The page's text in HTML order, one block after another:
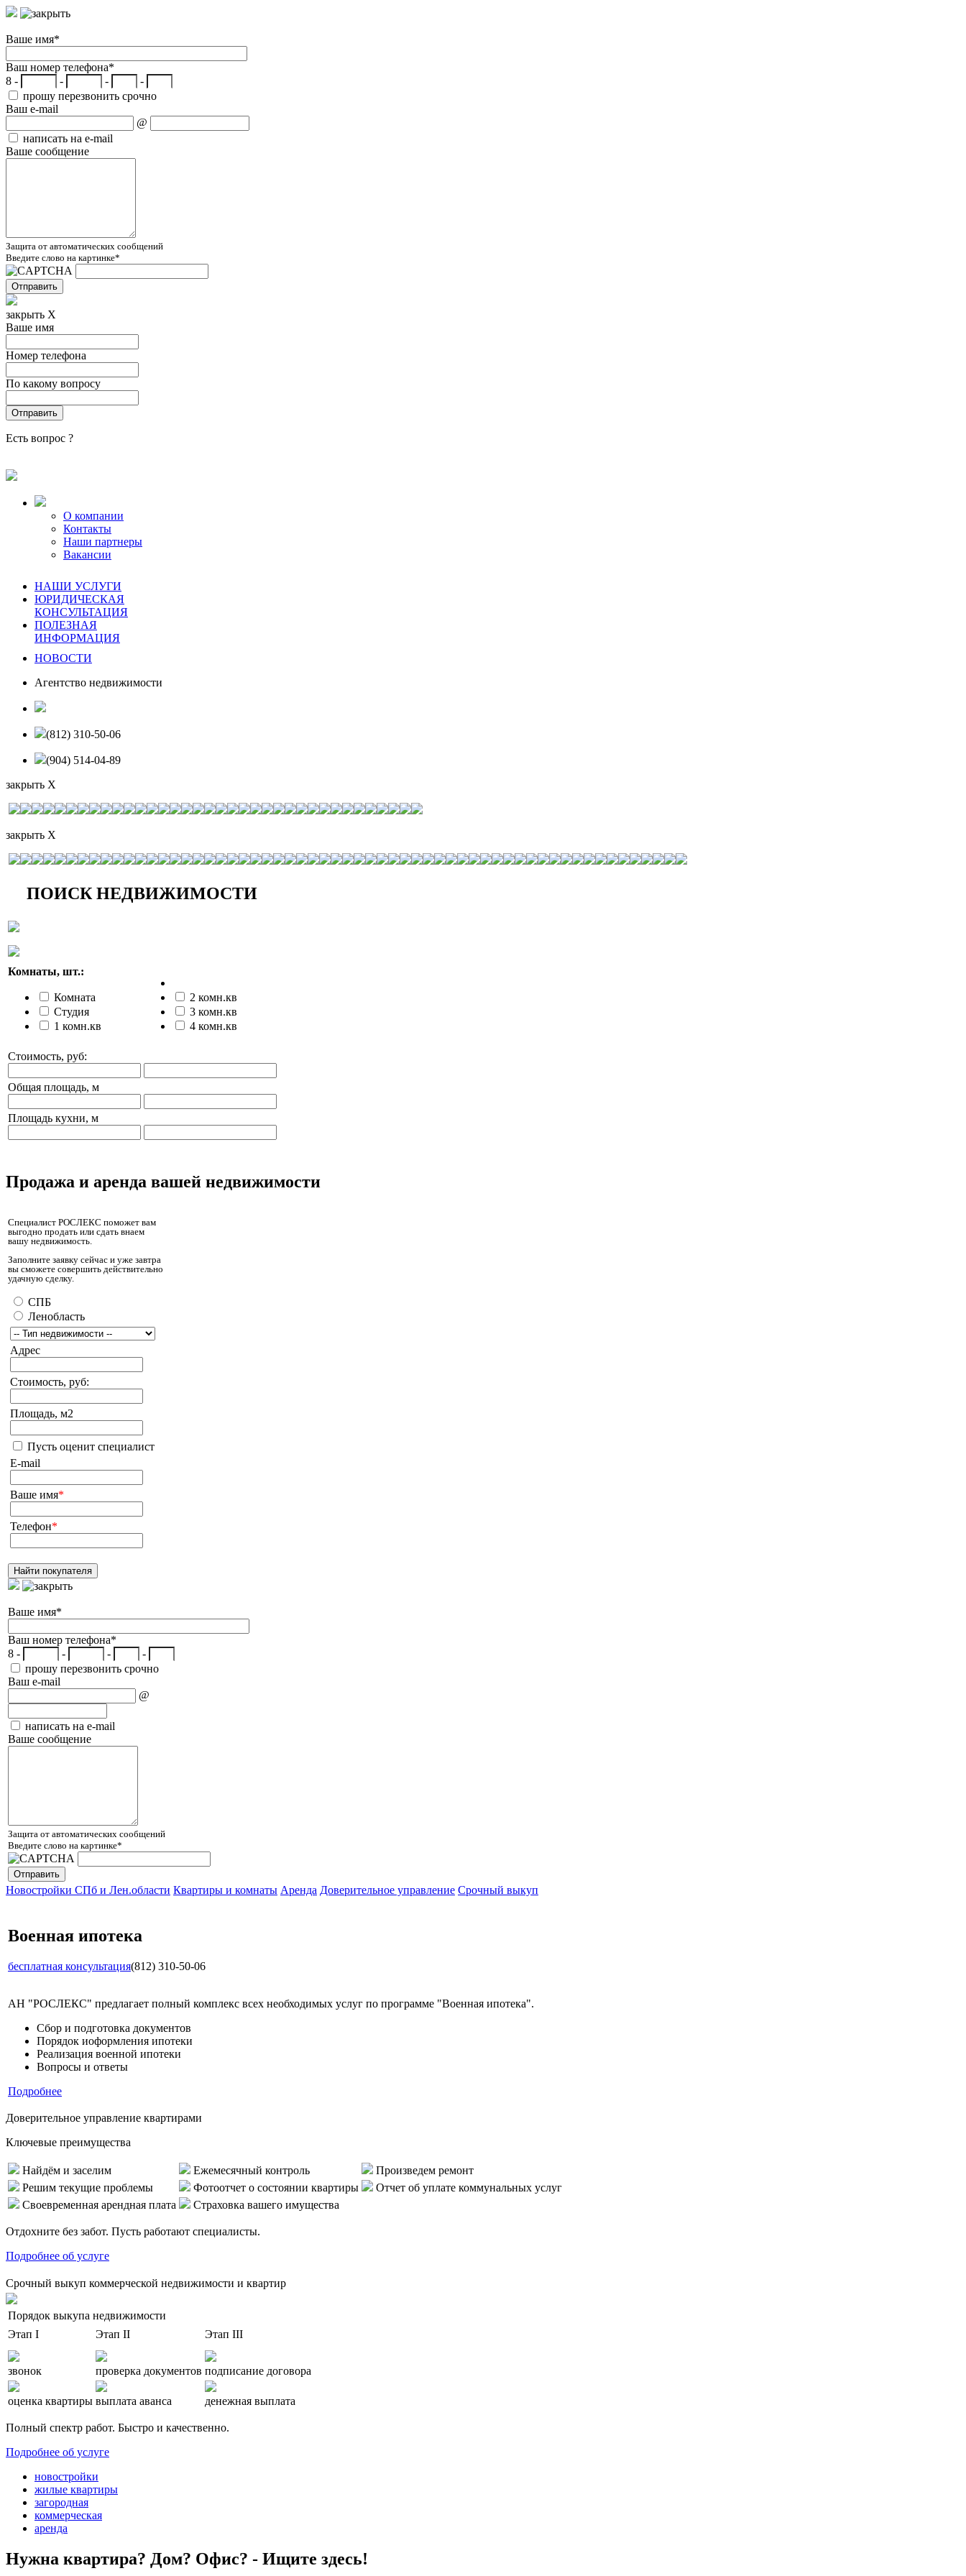
Ваше имя*
Ваш номер телефона*
8 -
- -
-
прошу перезвонить срочно
Ваш e-mail
@
написать на e-mail
Ваше сообщение
Защита от автоматических сообщений
Введите слово на картинке*
закрыть X
Ваше имя
Номер телефона
По какому вопросу
Есть вопрос ?
О компании
Контакты
Наши партнеры
Вакансии
НАШИ УСЛУГИ
ЮРИДИЧЕСКАЯ
КОНСУЛЬТАЦИЯ
ПОЛЕЗНАЯ
ИНФОРМАЦИЯ
НОВОСТИ
Агентство недвижимости
(812) 310-50-06
(904) 514-04-89
закрыть X
закрыть X
ПОИСК НЕДВИЖИМОСТИ
Комнаты, шт.:
Комната
Студия
1 комн.кв
2 комн.кв
3 комн.кв
4 комн.кв
Стоимость, руб:
Общая площадь, м
Площадь кухни, м
Продажа и аренда вашей недвижимости
Специалист РОСЛЕКС поможет вам
выгодно продать или сдать внаем
вашу недвижимость.
Заполните заявку сейчас и уже завтра
вы сможете совершить действительно
удачную сделку.
СПБ
Ленобласть
Адрес
Стоимость, руб:
Площадь, м2
Пусть оценит специалист
E-mail
Ваше имя*
Телефон*
Ваше имя*
Ваш номер телефона*
8 -
- -
-
прошу перезвонить срочно
Ваш e-mail
@
написать на e-mail
Ваше сообщение
Защита от автоматических сообщений
Введите слово на картинке*
Новостройки СПб и Лен.области Квартиры и комнаты Аренда Доверительное управление Срочный выкуп
Военная ипотека
бесплатная консультация(812) 310-50-06
АН "РОСЛЕКС" предлагает полный комплекс всех необходимых услуг по программе "Военная ипотека".
Сбор и подготовка документов
Порядок иоформления ипотеки
Реализация военной ипотеки
Вопросы и ответы
Подробнее
Доверительное управление квартирами
Ключевые преимущества
Найдём и заселим Ежемесячный контроль
Произведем ремонт
Решим текущие проблемы
Фотоотчет о состоянии квартиры
Отчет об уплате коммунальных услуг
Своевременная арендная плата
Страховка вашего имущества
Отдохните без забот. Пусть работают специалисты.
Подробнее об услуге
Срочный выкуп коммерческой недвижимости и квартир
Порядок выкупа недвижимости
Этап I
Этап II Этап III
звонок проверка документов подписание договора
оценка квартиры выплата аванса денежная выплата
Полный спектр работ. Быстро и качественно.
Подробнее об услуге
новостройки
жилые квартиры
загородная
коммерческая
аренда
Нужна квартира? Дом? Офис? - Ищите здесь!